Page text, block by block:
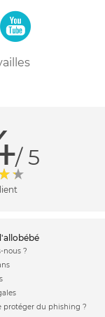
/ 5
nous ?
protéger du phishing ?